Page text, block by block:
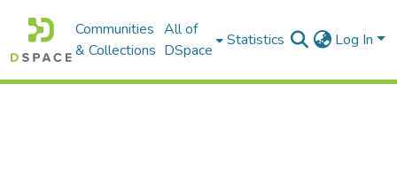
Communities
& Collections
All of
DSpace
Statistics Log In